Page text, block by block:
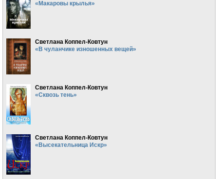
«Макаровы крылья»
Светлана Коппел-Ковтун
«В чуланчике изношенных вещей»
Светлана Коппел-Ковтун
«Сквозь тень»
Светлана Коппел-Ковтун
«Высекательница Искр»